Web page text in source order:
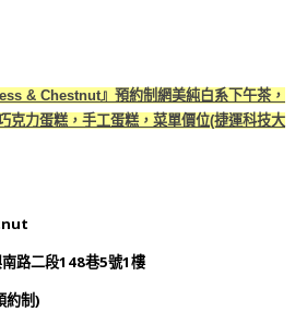
& Chestnut』預約制網美純白系下午茶，
克力蛋糕，手工蛋糕，菜單價位(捷運科技大
路二段148巷5號1樓
約制)